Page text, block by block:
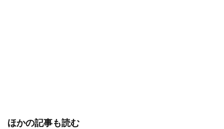
ほかの記事も読む